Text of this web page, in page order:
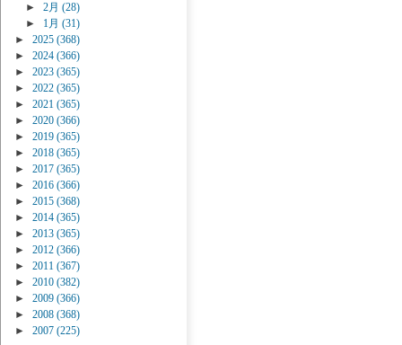
►
2月 (28)
►
1月 (31)
►
2025 (368)
►
2024 (366)
►
2023 (365)
►
2022 (365)
►
2021 (365)
►
2020 (366)
►
2019 (365)
►
2018 (365)
►
2017 (365)
►
2016 (366)
►
2015 (368)
►
2014 (365)
►
2013 (365)
►
2012 (366)
►
2011 (367)
►
2010 (382)
►
2009 (366)
►
2008 (368)
►
2007 (225)